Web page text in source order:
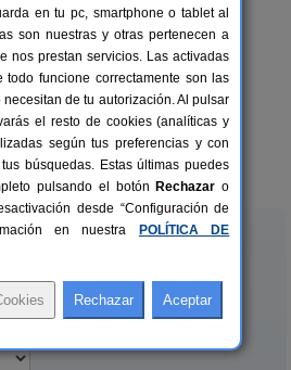
2-42+1 pers.
desde25 €
ARRIBES DURII
(Zamora)
en tu pc, smartphone o tablet al
son nuestras y otras pertenecen a
nos prestan servicios. Las activadas
todo funcione correctamente son las
de tu autorización. Al pulsar
el resto de cookies (analíticas y
según tus preferencias y con
búsquedas. Estas últimas puedes
pulsando el botón Rechazar o
desde “Configuración de
en nuestra
POLÍTICA DE